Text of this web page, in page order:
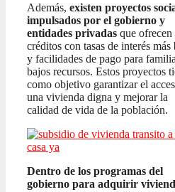
Además, existen proyectos
impulsados por el gobierno y
entidades privadas que ofrecen
créditos con tasas de interés más
y facilidades de pago para
bajos recursos. Estos proyectos
como objetivo garantizar el
una vivienda digna y mejorar la
calidad de vida de la población.
Dentro de los programas del
gobierno para adquirir